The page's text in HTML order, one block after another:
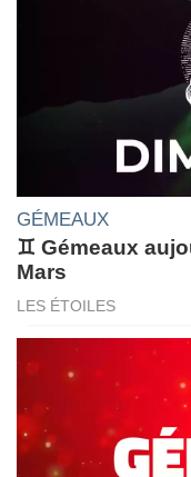
GÉMEAUX
♊ Gémeaux
Mars
LES ÉTOILES